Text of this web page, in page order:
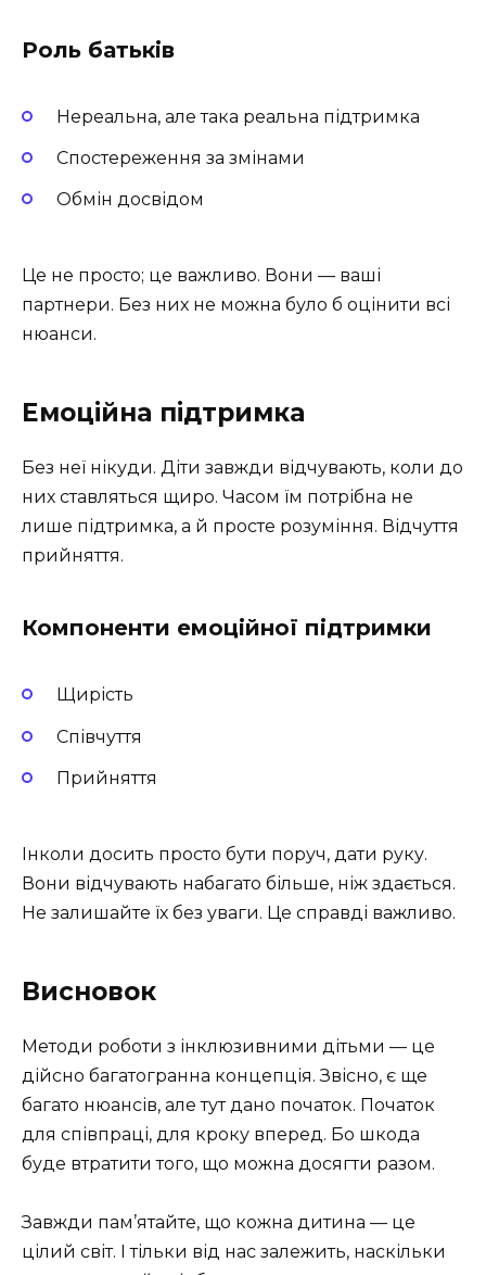
Роль батьків
Нереальна, але така реальна підтримка
Спостереження за змінами
Обмін досвідом
Це не просто; це важливо. Вони — ваші
партнери. Без них не можна було б оцінити всі
нюанси.
Емоційна підтримка
Без неї нікуди. Діти завжди відчувають, коли до
них ставляться щиро. Часом їм потрібна не
лише підтримка, а й просте розуміння. Відчуття
прийняття.
Компоненти емоційної підтримки
Щирість
Співчуття
Прийняття
Інколи досить просто бути поруч, дати руку.
Вони відчувають набагато більше, ніж здається.
Не залишайте їх без уваги. Це справді важливо.
Висновок
Методи роботи з інклюзивними дітьми — це
дійсно багатогранна концепція. Звісно, є ще
багато нюансів, але тут дано початок. Початок
для співпраці, для кроку вперед. Бо шкода
буде втратити того, що можна досягти разом.
Завжди пам’ятайте, що кожна дитина — це
цілий світ. І тільки від нас залежить, наскільки